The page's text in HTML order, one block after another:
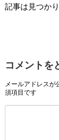
記事は見つか
コメントを
メールアドレスが
須項目です